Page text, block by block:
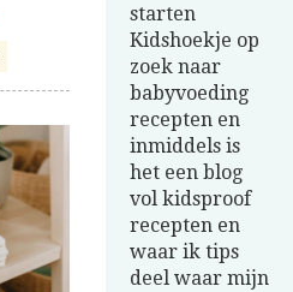
starten
Kidshoekje op
zoek naar
babyvoeding
recepten en
inmiddels is
het een blog
vol kidsproof
recepten en
waar ik tips
deel waar mijn